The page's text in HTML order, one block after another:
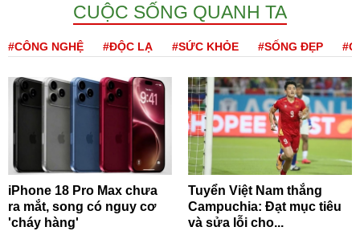
CUỘC SỐNG QUANH TA
#CÔNG NGHỆ #ĐỘC LẠ #SỨC KHỎE #SỐNG ĐẸP
iPhone 18 Pro Max chưa
ra mắt, song có nguy cơ
'cháy hàng'
Tuyển Việt Nam thắng
Campuchia: Đạt mục tiêu
và sửa lỗi cho...